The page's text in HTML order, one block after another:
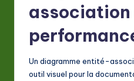
association
Un diagramme entité-
outil visuel pour la